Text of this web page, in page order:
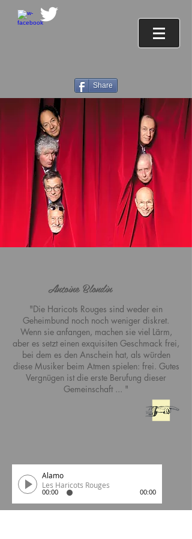
Share
Antoine Blondin
"Die Haricots Rouges sind weder ein
Geheimbund noch noch weniger diskret.
Wenn sie anfangen, machen sie viel Lärm,
aber es setzt einen exquisiten Geschmack frei,
bei dem es den Anschein hat, als würden
diese Musiker beim Atmen spielen: frei. Gutes
Vergnügen ist die erste Berufung dieser
Gemeinschaft ... "
Alamo
Les Haricots Rouges
00:00 00:00